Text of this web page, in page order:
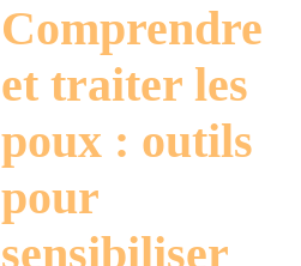
Comprendre
et traiter les
poux : outils
pour
sensibiliser